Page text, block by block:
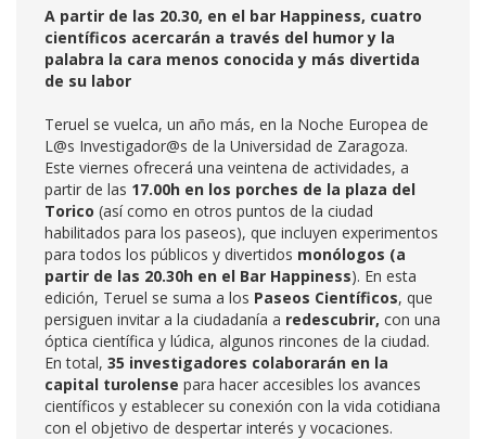
A partir de las 20.30, en el bar Happiness, cuatro
científicos acercarán a través del humor y la
palabra la cara menos conocida y más divertida
de su labor
Teruel se vuelca, un año más, en la Noche Europea de
L@s Investigador@s de la Universidad de Zaragoza.
Este viernes ofrecerá una veintena de actividades, a
partir de las 17.00h en los porches de la plaza del
Torico (así como en otros puntos de la ciudad
habilitados para los paseos), que incluyen experimentos
para todos los públicos y divertidos monólogos (a
partir de las 20.30h en el Bar Happiness). En esta
edición, Teruel se suma a los Paseos Científicos, que
persiguen invitar a la ciudadanía a redescubrir, con una
óptica científica y lúdica, algunos rincones de la ciudad.
En total, 35 investigadores colaborarán en la
capital turolense para hacer accesibles los avances
científicos y establecer su conexión con la vida cotidiana
con el objetivo de despertar interés y vocaciones.